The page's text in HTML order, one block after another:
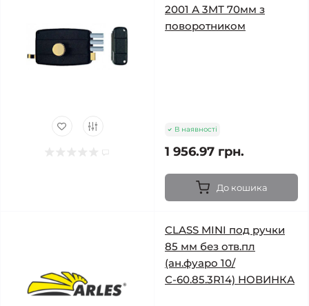
2001 А 3MТ 70мм з
поворотником
В наявності
1 956.97 грн.
До кошика
CLASS MINI под ручки
85 мм без отв.пл
(ан.фуаро 10/
С-60.85.3R14) НОВИНКА